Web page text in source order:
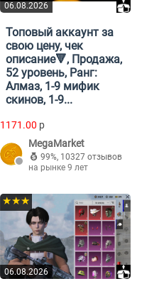
06.08.2026
Топовый аккаунт за
свою цену, чек
описание🔻, Продажа,
52 уровень, Ранг:
Алмаз, 1-9 мифик
скинов, 1-9...
1171.00 p
MegaMarket
99%, 10327 отзывов
на рынке 9 лет
06.08.2026
★★★